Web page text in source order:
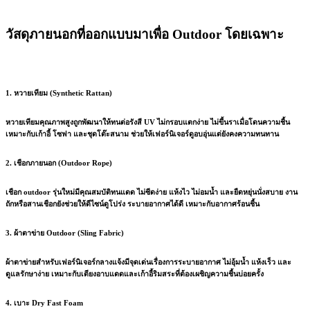
วัสดุภายนอกที่ออกแบบมาเพื่อ Outdoor โดยเฉพาะ
1. หวายเทียม (Synthetic Rattan)
หวายเทียมคุณภาพสูงถูกพัฒนาให้ทนต่อรังสี UV ไม่กรอบแตกง่าย ไม่ขึ้นราเมื่อโดนความชื้น
เหมาะกับเก้าอี้ โซฟา และชุดโต๊ะสนาม ช่วยให้เฟอร์นิเจอร์ดูอบอุ่นแต่ยังคงความทนทาน
2. เชือกภายนอก (Outdoor Rope)
เชือก outdoor รุ่นใหม่มีคุณสมบัติทนแดด ไม่ซีดง่าย แห้งไว ไม่อมน้ำ และยืดหยุ่นนั่งสบาย งาน
ถักหรือสานเชือกยังช่วยให้ดีไซน์ดูโปร่ง ระบายอากาศได้ดี เหมาะกับอากาศร้อนชื้น
3. ผ้าตาข่าย Outdoor (Sling Fabric)
ผ้าตาข่ายสำหรับเฟอร์นิเจอร์กลางแจ้งมีจุดเด่นเรื่องการระบายอากาศ ไม่อุ้มน้ำ แห้งเร็ว และ
ดูแลรักษาง่าย เหมาะกับเตียงอาบแดดและเก้าอี้ริมสระที่ต้องเผชิญความชื้นบ่อยครั้ง
4. เบาะ Dry Fast Foam